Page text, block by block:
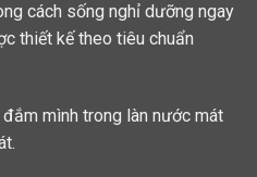
cách sống nghỉ dưỡng ngay
thiết kế theo tiêu chuẩn
mình trong làn nước mát